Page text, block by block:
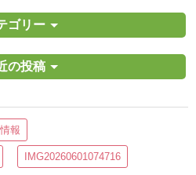
ゴリー
の投稿
報
IMG20260601074716